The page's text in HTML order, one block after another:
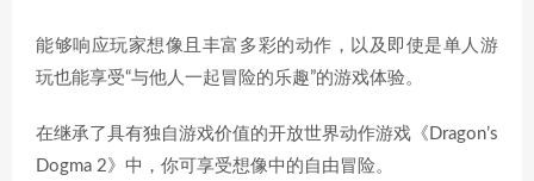
能够响应玩家想像且丰富多彩的动作，以及即使是单人游
玩也能享受“与他人一起冒险的乐趣”的游戏体验。
在继承了具有独自游戏价值的开放世界动作游戏《Dragon’s
Dogma 2》中，你可享受想像中的自由冒险。